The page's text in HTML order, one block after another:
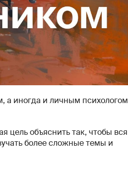
а иногда и личным психологом
цель объяснить так, чтобы вся
более сложные темы и